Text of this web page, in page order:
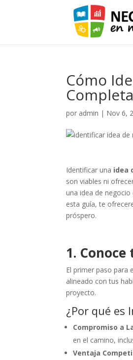
Cómo
Completa
por admin | Nov 6,
Identificar una idea
son viables ni
una idea de
esta guía, te
próspero.
1.
El primer paso para
alineado con tus
proyecto.
¿Por qué es
Compromiso a
en el camino,
Ventaja